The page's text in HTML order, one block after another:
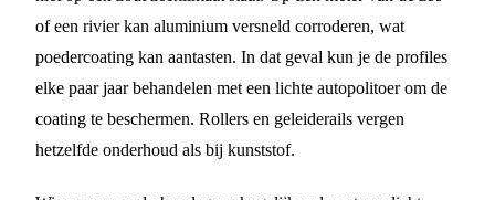
of een rivier kan aluminium versneld corroderen, wat
poedercoating kan aantasten. In dat geval kun je de profiles
elke paar jaar behandelen met een lichte autopolitoer om de
coating te beschermen. Rollers en geleiderails vergen
hetzelfde onderhoud als bij kunststof.